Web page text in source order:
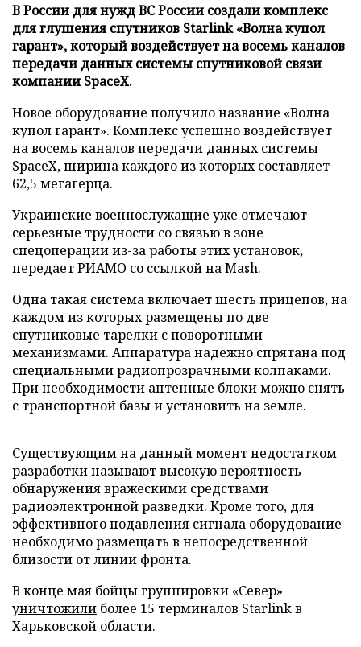
В России для нужд ВС России создали комплекс
для глушения спутников Starlink «Волна купол
гарант», который воздействует на восемь каналов
передачи данных системы спутниковой связи
компании SpaceX.
Новое оборудование получило название «Волна
купол гарант». Комплекс успешно воздействует
на восемь каналов передачи данных системы
SpaceX, ширина каждого из которых составляет
62,5 мегагерца.
Украинские военнослужащие уже отмечают
серьезные трудности со связью в зоне
спецоперации из-за работы этих установок,
передаетРИАМО со ссылкой наMash.
Одна такая система включает шесть прицепов, на
каждом из которых размещены по две
спутниковые тарелки с поворотными
механизмами. Аппаратура надежно спрятана под
специальными радиопрозрачными колпаками.
При необходимости антенные блоки можно снять
с транспортной базы и установить на земле.
Существующим на данный момент недостатком
разработки называют высокую вероятность
обнаружения вражескими средствами
радиоэлектронной разведки. Кроме того, для
эффективного подавления сигнала оборудование
необходимо размещать в непосредственной
близости от линии фронта.
В конце мая бойцы группировки «Север»
уничтожили более 15 терминалов Starlink в
Харьковской области.